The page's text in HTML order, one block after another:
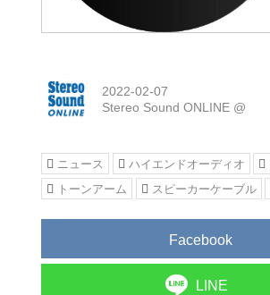
2022-02-07
Stereo Sound ONLINE @
ニュース ハイエンドオーディオ
トーンアーム
スピーカーケーブル
Facebook
LINE